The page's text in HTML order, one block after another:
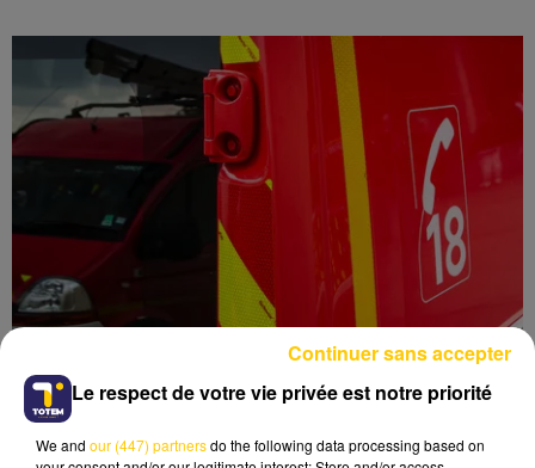
UN CAMION CHUTE DE 20 MÈTRES AVEC
Le respect de votre vie privée est notre priorité
We and our (447) partnersdo the following data processing based on
Continuer sans accepter